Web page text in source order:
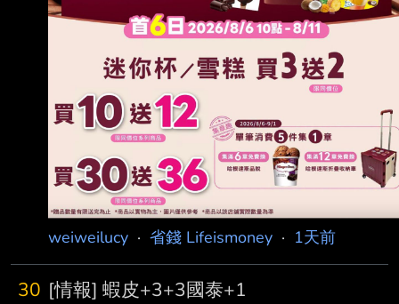
weiweilucy · 省錢 Lifeismoney · 1天前
30 [情報] 蝦皮+3+3國泰+1